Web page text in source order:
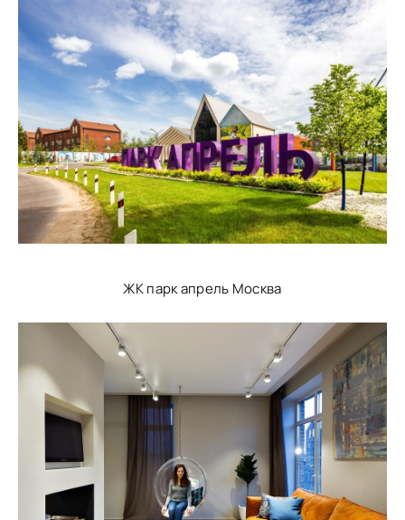
ЖК парк апрель Москва